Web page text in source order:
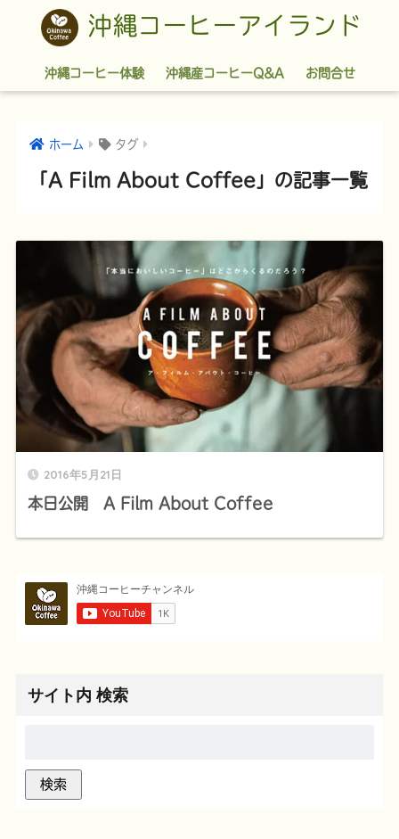
沖縄コーヒーアイランド
沖縄コーヒー体験 沖縄産コーヒーQ&A お問合せ
ホーム タグ
「A Film About Coffee」の記事一覧
2016年5月21日
本日公開 A Film About Coffee
サイト内 検索